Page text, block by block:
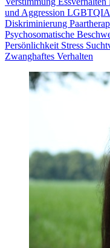
und Aggression
Diskriminierung
Psychosomatische
Persönlichkeit Stress
Zwanghaftes Verhalten